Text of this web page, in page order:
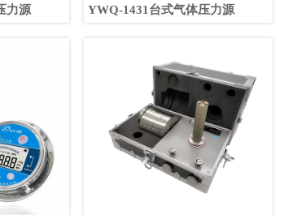
力源 YWQ-1431台式气体压力源